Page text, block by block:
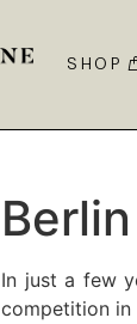
SHOP
In just a few
competition in